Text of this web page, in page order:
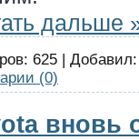
дальше
625 | Добавил:
(0)
вновь